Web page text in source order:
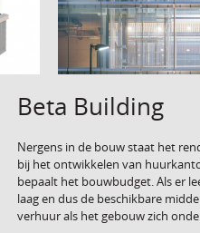
Beta Building
Nergens in de bouw staat het
bij het ontwikkelen van
bepaalt het bouwbudget. Als er
laag en dus de beschikbare
verhuur als het gebouw zich